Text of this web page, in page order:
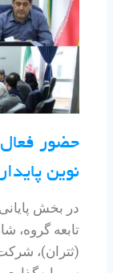
حضور
نوین
در بخش
تابعه گروه،
(ثتران)،